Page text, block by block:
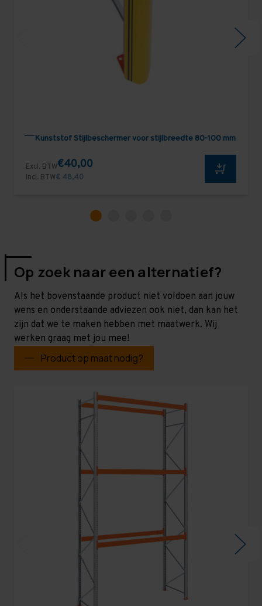
Kunststof Stijlbeschermer voor stijlbreedte 80-100 mm
Excl. BTW€40,00
Incl. BTW€ 48,40
Op zoek naar een alternatief?
Als het bovenstaande product niet voldoen aan jouw
wens en onderstaande adviezen ook niet, dan kan het
zijn dat we te maken hebben met maatwerk. Wij
werken graag met jou mee!
Product op maat nodig?